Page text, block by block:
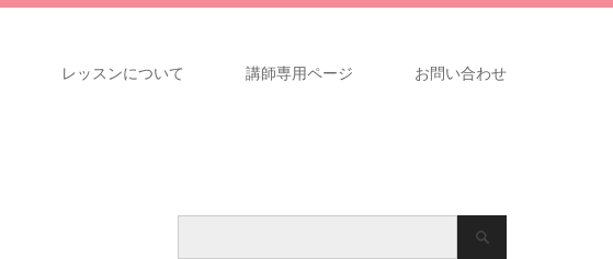
レッスンについて 講師専用ページ お問い合わせ